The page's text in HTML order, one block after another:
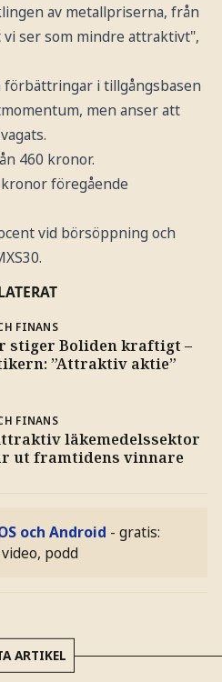
av metallpriserna, från
vi ser som mindre attraktivt",
i tillgångsbasen
men anser att
460 kronor.
föregående
vid börsöppning och
FINANS
stiger Boliden kraftigt –
”Attraktiv aktie”
FINANS
läkemedelssektor
ut framtidens vinnare
och Android - gratis:
podd
ARTIKEL